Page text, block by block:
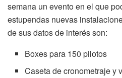
semana un evento en el que
estupendas nuevas
de sus datos de interés son:
Boxes para 150 pilotos
Caseta de cronometraje y